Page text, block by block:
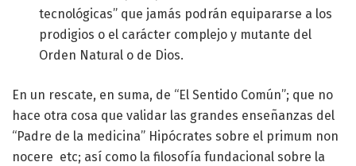
tecnológicas” que jamás podrán equipararse a los
prodigios o el carácter complejo y mutante del
Orden Natural o de Dios.
En un rescate, en suma, de “El Sentido Común”; que no
hace otra cosa que validar las grandes enseñanzas del
“Padre de la medicina” Hipócrates sobre el primum non
nocere etc; así como la filosofía fundacional sobre la